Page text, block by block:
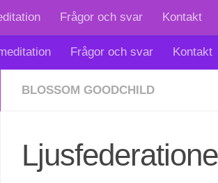
Frågor och svar Kontakt
Frågor och svar Kontakt
BLOSSOM GOODCHILD